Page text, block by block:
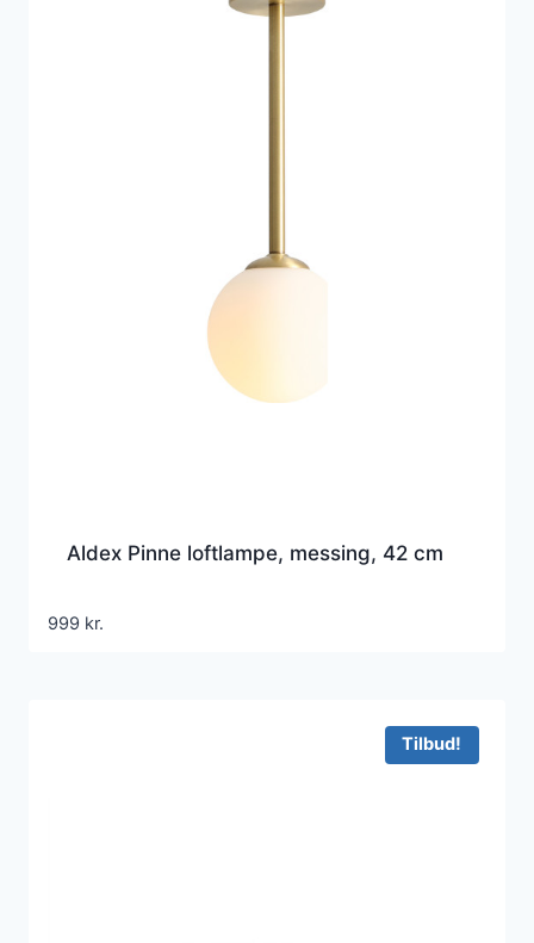
Aldex Pinne loftlampe, messing, 42 cm
999 kr.
Tilbud!